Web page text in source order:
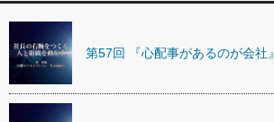
第57回 『心配事があるのが会社』